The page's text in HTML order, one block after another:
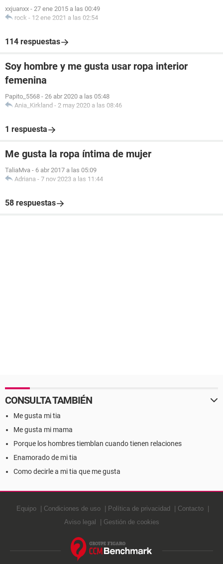
xxjuanxx - 27 ene 2015 a las 00:49
rock - 12 ene 2021 a las 02:54
114 respuestas
Soy hombre y me gusta usar ropa interior
femenina
Papito_5568 - 26 abr 2020 a las 05:48
Ania_Kirkland - 2 may 2020 a las 08:46
1 respuesta
Me gusta la ropa íntima de mujer
TaliaMva - 6 abr 2017 a las 05:09
Adriana - 7 nov 2023 a las 11:44
58 respuestas
CONSULTA TAMBIÉN
Me gusta mi tia
Me gusta mi mama
Porque los hombres tiemblan cuando tienen relaciones
Enamorado de mi tia
Como decirle a mi tia que me gusta
Equipo Condiciones de uso Política de privacidad
Contacto
Aviso legal
Gestión de cookies